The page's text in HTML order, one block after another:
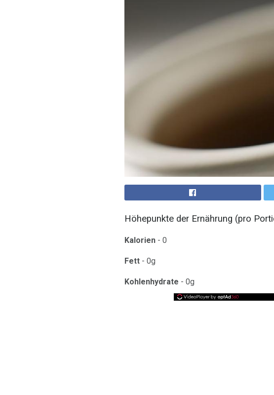
Höhepunkte der Ernährung (pro
Kalorien - 0
Fett - 0g
Kohlenhydrate - 0g